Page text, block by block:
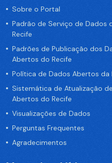
Sobre o Portal
Padrão de Serviço de Dados
Recife
Padrões de Publicação dos
Abertos do Recife
Política de Dados Abertos da
Sistemática de Atualização
Abertos do Recife
Visualizações de Dados
Perguntas Frequentes
Agradecimentos